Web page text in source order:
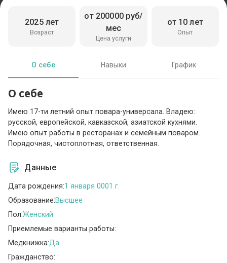
Возраст
2025 лет
Цена услуги
от 200000 руб/
мес
Опыт
от 10 лет
О себе Навыки График
О себе
Имею 17-ти летний опыт повара-универсала. Владею:
русской, европейской, кавказской, азиатской кухнями.
Имею опыт работы в ресторанах и семейным поваром.
Порядочная, чистоплотная, ответственная.
Данные
Дата рождения:1 января 0001 г.
Образование:Высшее
Пол:Женский
Приемлемые варианты работы:
Медкнижка:Да
Гражданство: